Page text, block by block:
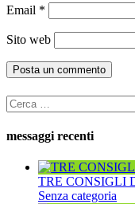
Email *
Sito web
Ricerca
per:
messaggi recenti
TRE CONSIGLI
Senza categoria